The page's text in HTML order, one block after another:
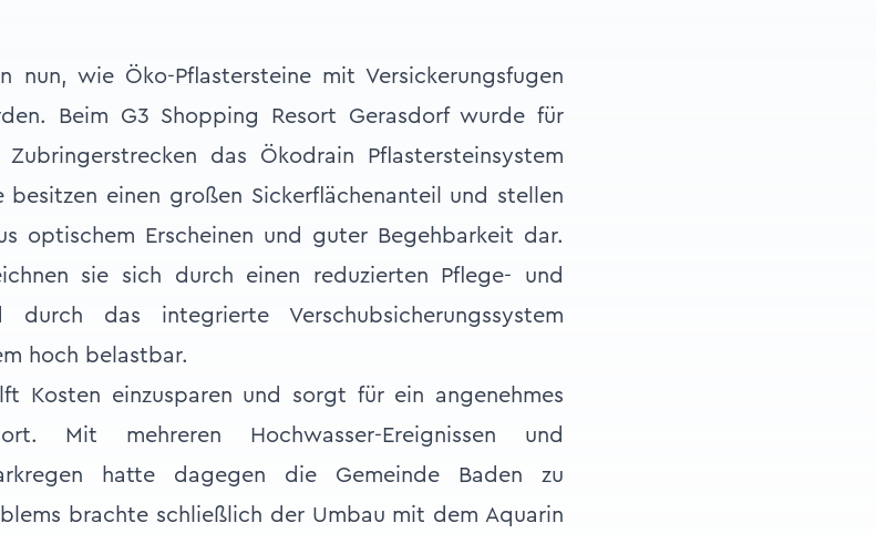
nun, wie Öko-Pflastersteine mit Versickerungsfugen
Beim G3 Shopping Resort Gerasdorf wurde für
das Ökodrain Pflastersteinsystem
einen großen Sickerflächenanteil und stellen
optischem Erscheinen und guter Begehbarkeit dar.
sie sich durch einen reduzierten Pflege- und
durch das integrierte Verschubsicherungssystem
hoch belastbar.
Kosten einzusparen und sorgt für ein angenehmes
Mit mehreren Hochwasser-Ereignissen und
hatte dagegen die Gemeinde Baden zu
brachte schließlich der Umbau mit dem Aquarin